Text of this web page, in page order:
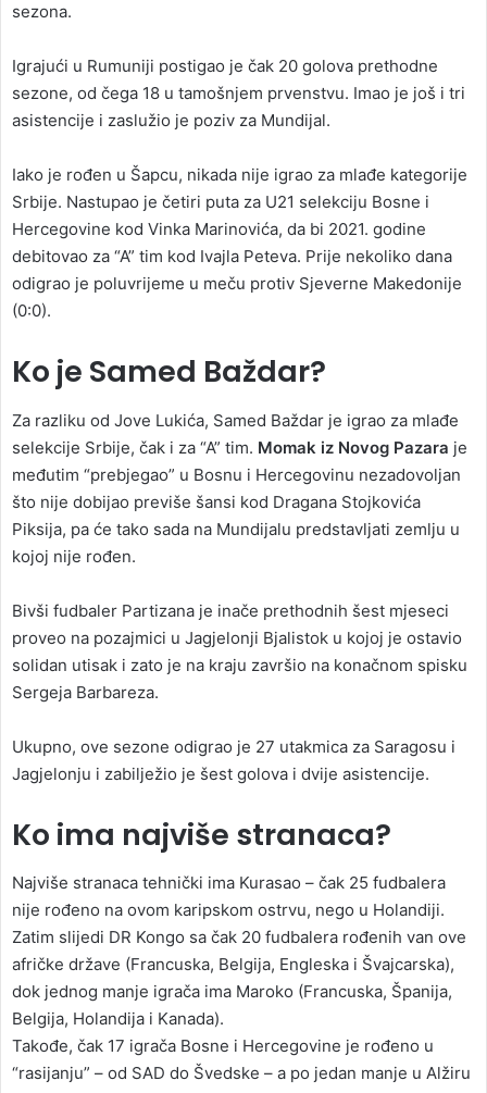
sezona.
Igrajući u Rumuniji postigao je čak 20 golova prethodne
sezone, od čega 18 u tamošnjem prvenstvu. Imao je još i tri
asistencije i zaslužio je poziv za Mundijal.
Iako je rođen u Šapcu, nikada nije igrao za mlađe kategorije
Srbije. Nastupao je četiri puta za U21 selekciju Bosne i
Hercegovine kod Vinka Marinovića, da bi 2021. godine
debitovao za “A” tim kod Ivajla Peteva. Prije nekoliko dana
odigrao je poluvrijeme u meču protiv Sjeverne Makedonije
(0:0).
Ko je Samed Baždar?
Za razliku od Jove Lukića, Samed Baždar je igrao za mlađe
selekcije Srbije, čak i za “A” tim. Momak iz Novog Pazara je
međutim “prebjegao” u Bosnu i Hercegovinu nezadovoljan
što nije dobijao previše šansi kod Dragana Stojkovića
Piksija, pa će tako sada na Mundijalu predstavljati zemlju u
kojoj nije rođen.
Bivši fudbaler Partizana je inače prethodnih šest mjeseci
proveo na pozajmici u Jagjelonji Bjalistok u kojoj je ostavio
solidan utisak i zato je na kraju završio na konačnom spisku
Sergeja Barbareza.
Ukupno, ove sezone odigrao je 27 utakmica za Saragosu i
Jagjelonju i zabilježio je šest golova i dvije asistencije.
Ko ima najviše stranaca?
Najviše stranaca tehnički ima Kurasao – čak 25 fudbalera
nije rođeno na ovom karipskom ostrvu, nego u Holandiji.
Zatim slijedi DR Kongo sa čak 20 fudbalera rođenih van ove
afričke države (Francuska, Belgija, Engleska i Švajcarska),
dok jednog manje igrača ima Maroko (Francuska, Španija,
Belgija, Holandija i Kanada).
Takođe, čak 17 igrača Bosne i Hercegovine je rođeno u
“rasijanju” – od SAD do Švedske – a po jedan manje u Alžiru